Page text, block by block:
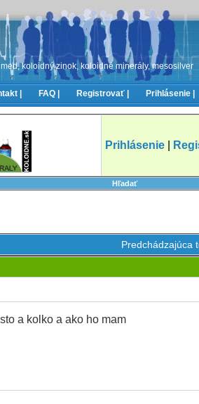
koloidný zinok, koloidné minerály, mesosilver
| FAQ | Registrovať | Prihlásenie |
Prihlásenie
Hľadať
Predchádzajúca
a kolko a ako ho mam